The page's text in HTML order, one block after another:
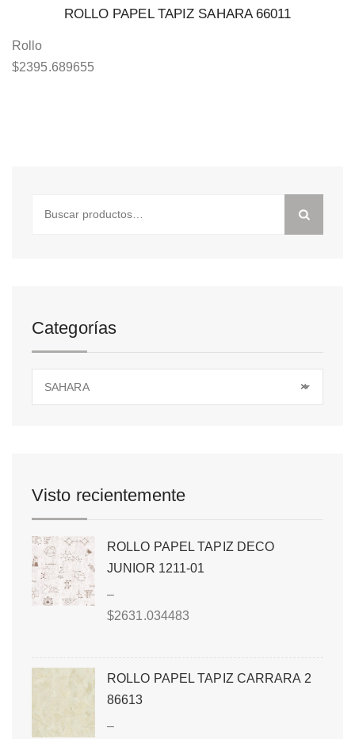
ROLLO PAPEL TAPIZ SAHARA 66011
Rollo
$2395.689655
Categorías
×
SAHARA
Visto recientemente
ROLLO PAPEL TAPIZ DECO
JUNIOR 1211-01
–
$2631.034483
ROLLO PAPEL TAPIZ CARRARA 2
86613
–